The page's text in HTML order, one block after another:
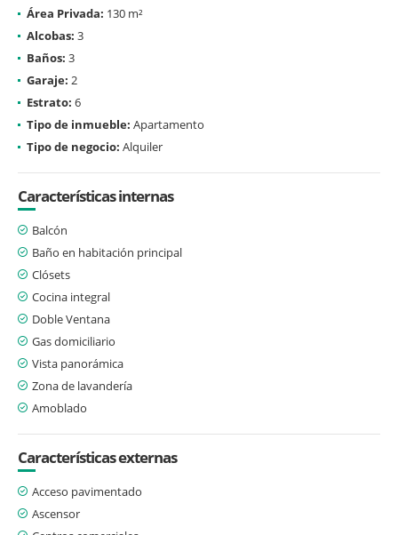
Área Privada: 130 m²
Alcobas: 3
Baños: 3
Garaje: 2
Estrato: 6
Tipo de inmueble: Apartamento
Tipo de negocio: Alquiler
Características internas
Balcón
Baño en habitación principal
Clósets
Cocina integral
Doble Ventana
Gas domiciliario
Vista panorámica
Zona de lavandería
Amoblado
Características externas
Acceso pavimentado
Ascensor